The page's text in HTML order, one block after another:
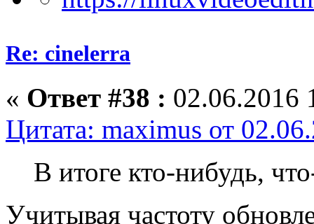
Re: cinelerra
« Ответ #38 : 02.06.2016
Цитата: maximus от
В итоге кто-нибудь,
Учитывая частоту